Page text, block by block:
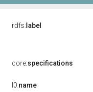
rdfs: label
core:specifications
l0:name